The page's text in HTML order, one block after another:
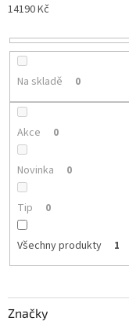
o
u
ů
14190Kč
Na skladě 0
Akce 0
Novinka 0
Tip 0
Všechny produkty 1
Značky